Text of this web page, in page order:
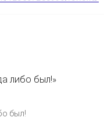
либо был!»
был!